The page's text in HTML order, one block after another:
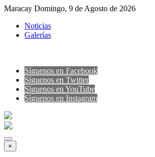
Maracay Domingo, 9 de Agosto de 2026
Noticias
Galerías
Síguenos en Facebook
Síguenos en Twitter
Síguenos en YouTube
Sìguenos en Instagram
×